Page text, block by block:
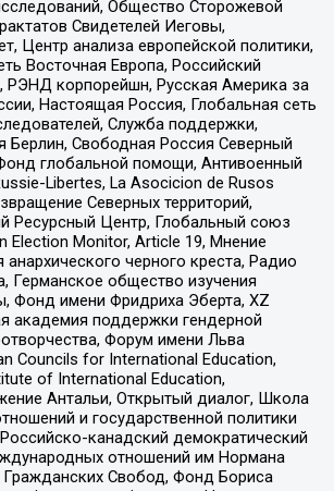
Общество Сторожевой
Свидетелей Иеговы,
Центр анализа европейской политики,
Восточная Европа, Российский
РЭНД корпорейшн, Русская Америка за
Настоящая Россия, Глобальная сеть
Служба поддержки,
Берлин, Свободная Россия Северный
глобальной помощи, Антивоенный
Libertes, La Asocicion de Rusos
Северных территорий,
Ресурсный Центр, Глобальный союз
Election Monitor, Article 19, Мнение
черного креста, Радио
Германское общество изучения
Фонд имени Фридриха Эберта, XZ
академия поддержки гендерной
Форум имени Льва
Councils for International Education,
of International Education,
Антальи, Открытый диалог, Школа
и государственной политики
канадский демократический
отношений им Нормана
Гражданских Свобод, Фонд Бориса